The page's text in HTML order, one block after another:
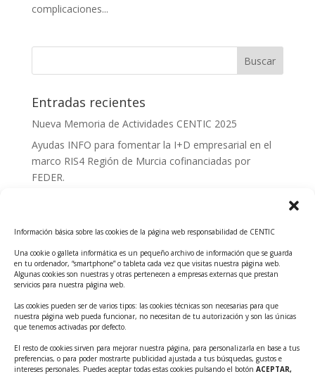
Información básica sobre las cookies de la página web responsabilidad de CENTIC
Una cookie o galleta informática es un pequeño archivo de información que se guarda
en tu ordenador, “smartphone” o tableta cada vez que visitas nuestra página web.
Algunas cookies son nuestras y otras pertenecen a empresas externas que prestan
servicios para nuestra página web.
Las cookies pueden ser de varios tipos: las cookies técnicas son necesarias para que
nuestra página web pueda funcionar, no necesitan de tu autorización y son las únicas
que tenemos activadas por defecto.
El resto de cookies sirven para mejorar nuestra página, para personalizarla en base a tus
preferencias, o para poder mostrarte publicidad ajustada a tus búsquedas, gustos e
intereses personales. Puedes aceptar todas estas cookies pulsando el botón ACEPTAR,
complicaciones...
Entradas recientes
Nueva Memoria de Actividades CENTIC 2025
Ayudas INFO para fomentar la I+D empresarial en el
marco RIS4 Región de Murcia cofinanciadas por
FEDER.
Tecnológicos 2ª ed.
Ayudas INFO para el apoyo a las empresas
innovadoras con potencial tecnológico y escalables
Convocatoria Cheque de Innovación. Ayudas INFO
para la contratación de servicios de Innovación y
Competitividad
Cheque Inversión del INFO. Ayudas para la
contratación de servicios de Innovación y